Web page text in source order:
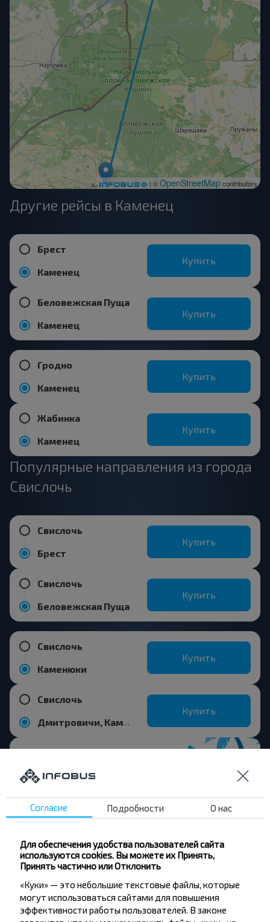
| ©OpenStreetMapcontributors
Другие рейсы в Каменец
Брест
Каменец
Купить
Беловежская Пуща
Каменец
Купить
Гродно
Каменец
Купить
Жабинка
Каменец
Купить
Популярные направления из города
Свислочь
Свислочь
Брест
Купить
Свислочь
Беловежская Пуща
Купить
Свислочь
Каменюки
Купить
Свислочь
Дмитровичи, Каменецкий р-н БРЕСТСКАЯ ОБЛ.
Купить
Хотите
путешествовать
дешевле?
Не пропусти специальные акции, скидки и
другие интересные предложения INFOBUS.
Подпишись на получение новостей и
путешествуй с нами дешевле!
Согласие Подробности О нас
Для обеспечения удобства пользователей сайта
используются cookies. Вы можете их Принять,
Принять частично или Отклонить
«Куки» — это небольшие текстовые файлы, которые
могут использоваться сайтами для повышения
эффективности работы пользователей. В законе